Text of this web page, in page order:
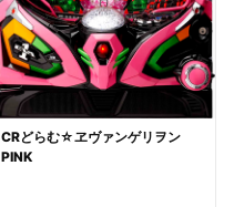
CRどらむ☆ヱヴァンゲリヲン
PINK